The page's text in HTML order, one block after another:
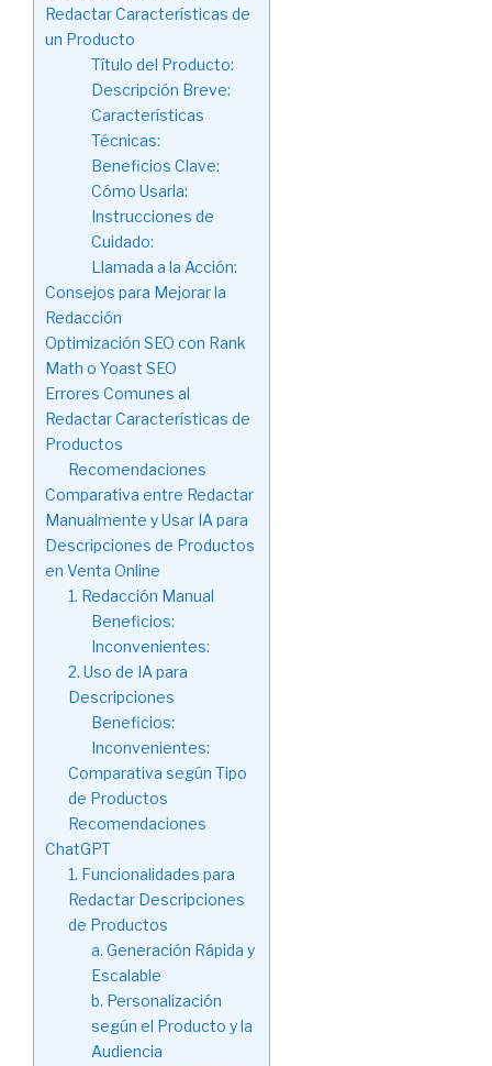
Redactar Características de
un Producto
Título del Producto:
Descripción Breve:
Características
Técnicas:
Beneficios Clave:
Cómo Usarla:
Instrucciones de
Cuidado:
Llamada a la Acción:
Consejos para Mejorar la
Redacción
Optimización SEO con Rank
Math o Yoast SEO
Errores Comunes al
Redactar Características de
Productos
Recomendaciones
Comparativa entre Redactar
Manualmente y Usar IA para
Descripciones de Productos
en Venta Online
1. Redacción Manual
Beneficios:
Inconvenientes:
2. Uso de IA para
Descripciones
Beneficios:
Inconvenientes:
Comparativa según Tipo
de Productos
Recomendaciones
ChatGPT
1. Funcionalidades para
Redactar Descripciones
de Productos
a. Generación Rápida y
Escalable
b. Personalización
según el Producto y la
Audiencia